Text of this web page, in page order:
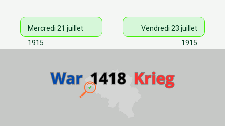
Mercredi 21 juillet
1915
Vendredi 23 juillet
1915